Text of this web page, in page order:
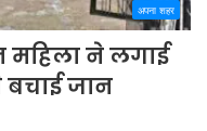
अपना शहर
महिला ने लगाई
जान